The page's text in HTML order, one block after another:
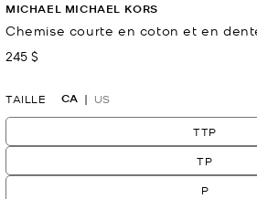
MICHAEL MICHAEL KORS
Chemise courte en coton et en
maintenant
245 $
TAILLE CA US
TTP
TP
P